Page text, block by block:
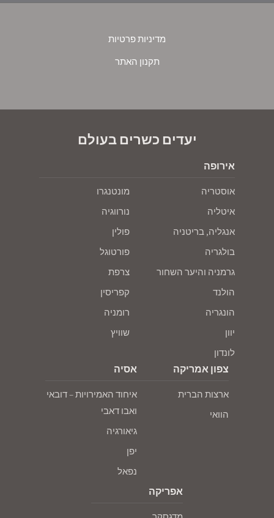
מדיניות פרטיות
תקנון האתר
יעדים כשרים בעולם
אירופה
אוסטריה
איטליה
אנגליה, בריטניה
בולגריה
גרמניה והיער השחור
הולנד
הונגריה
יוון
לונדון
מונטנגרו
נורווגיה
פולין
פורטוגל
צרפת
קפריסין
רומניה
שוויץ
צפון אמריקה
ארצות הברית
הוואי
אסיה
איחוד האמירויות – דובאי
ואבו דאבי
גיאורגיה
יפן
נפאל
אפריקה